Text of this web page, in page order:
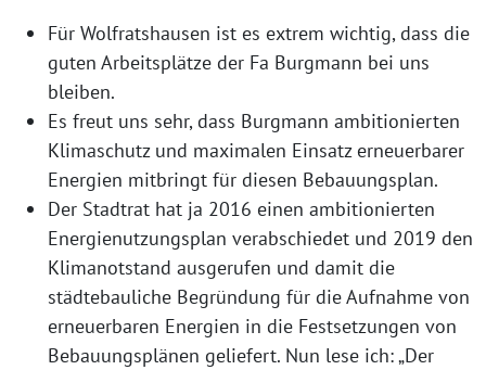
Für Wolfratshausen ist es extrem wichtig, dass die
guten Arbeitsplätze der Fa Burgmann bei uns
bleiben.
Es freut uns sehr, dass Burgmann ambitionierten
Klimaschutz und maximalen Einsatz erneuerbarer
Energien mitbringt für diesen Bebauungsplan.
Der Stadtrat hat ja 2016 einen ambitionierten
Energienutzungsplan verabschiedet und 2019 den
Klimanotstand ausgerufen und damit die
städtebauliche Begründung für die Aufnahme von
erneuerbaren Energien in die Festsetzungen von
Bebauungsplänen geliefert. Nun lese ich: „Der